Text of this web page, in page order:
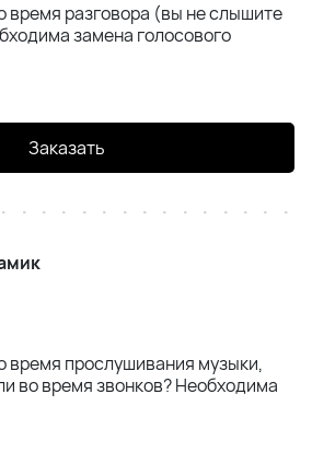
время разговора (вы не слышите
замена голосового
Заказать
время прослушивания музыки,
во время звонков? Необходима